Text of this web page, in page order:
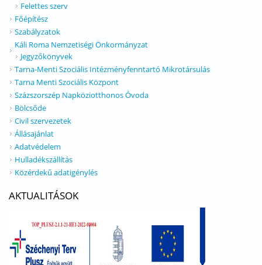
Felettes szerv
Főépítész
Szabályzatok
Káli Roma Nemzetiségi Önkormányzat
Jegyzőkönyvek
Tarna-Menti Szociális Intézményfenntartó Mikrotársulás
Tarna Menti Szociális Központ
Százszorszép Napköziotthonos Óvoda
Bölcsőde
Civil szervezetek
Állásajánlat
Adatvédelem
Hulladékszállítás
Közérdekű adatigénylés
AKTUALITÁSOK